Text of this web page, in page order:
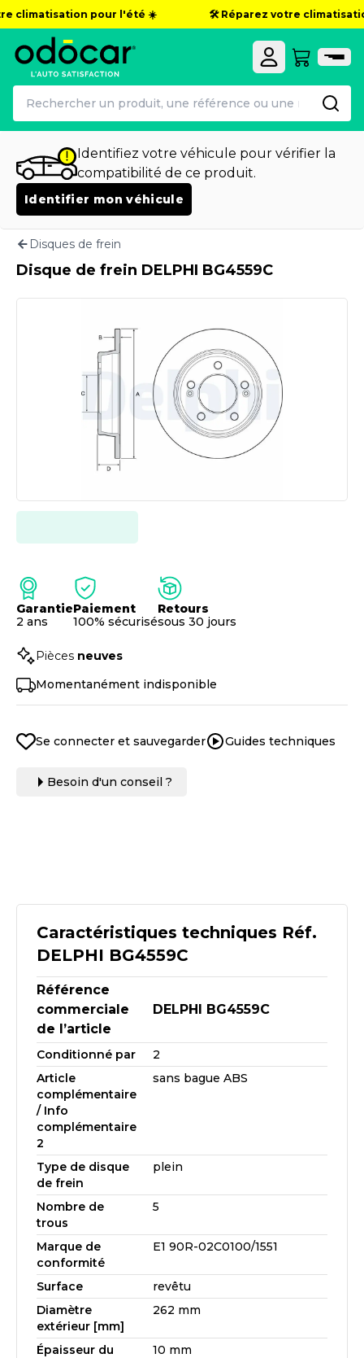
climatisation pour l'été ☀️ 🛠️ Réparez votre
Identifiez votre véhicule pour vérifier la
compatibilité de ce produit.
Identifier mon véhicule
Disques de frein
Caractéristiques techniques Réf.
DELPHI BG4559C
Référence
commerciale
de l’article
DELPHI BG4559C
Conditionné par
2
Article
complémentaire
/ Info
complémentaire
2
sans bague ABS
Type de disque
de frein
plein
Nombre de
trous
5
Marque de
conformité
E1 90R-02C0100/1551
Surface
revêtu
Diamètre
extérieur [mm]
262 mm
Épaisseur du
10 mm
Disque de frein DELPHI BG4559C
Garantie
2 ans
Paiement
100% sécurisé
Retours
sous 30 jours
Pièces neuves
Momentanément indisponible
Se connecter et sauvegarder Guides techniques
Besoin d'un conseil ?